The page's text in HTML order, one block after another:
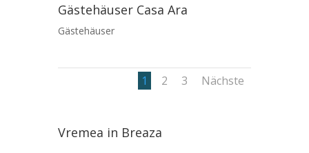
Gästehäuser Casa Ara
Gästehäuser
1 2 3 Nächste
Vremea in Breaza